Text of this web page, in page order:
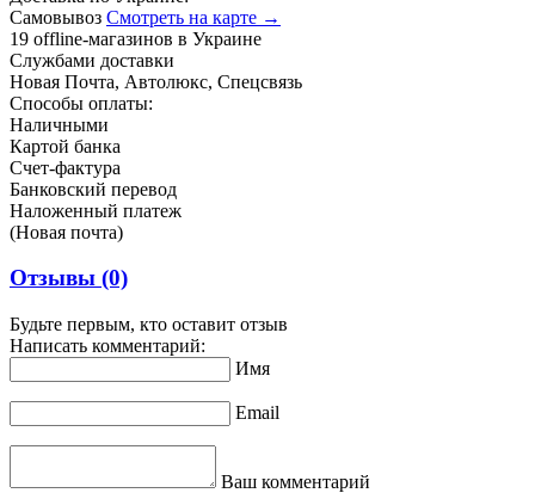
Самовывоз Смотреть на карте →
19 offline-магазинов в Украине
Службами доставки
Новая Почта, Автолюкс, Спецсвязь
Способы оплаты:
Наличными
Картой банка
Счет-фактура
Банковский перевод
Наложенный платеж
(Новая почта)
Отзывы (0)
Будьте первым, кто оставит отзыв
Написать комментарий:
Имя
Email
Ваш комментарий